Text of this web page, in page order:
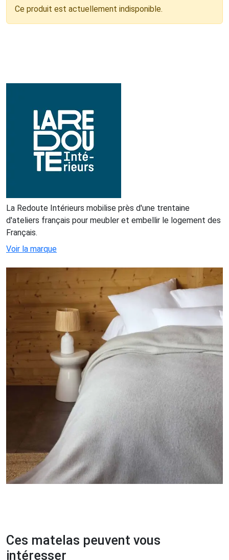
Ce produit est actuellement indisponible.
La Redoute Intérieurs mobilise près d'une trentaine
d'ateliers français pour meubler et embellir le logement des
Français.
Voir la marque
Ces matelas peuvent vous
intéresser